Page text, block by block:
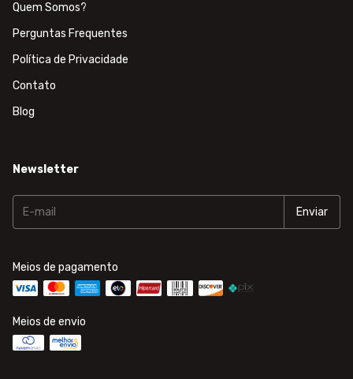
Quem Somos?
Perguntas Frequentes
Política de Privacidade
Contato
Blog
Newsletter
Meios de pagamento
Meios de envio